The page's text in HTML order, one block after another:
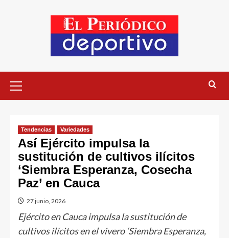
Tendencias Variedades
Así Ejército impulsa la
sustitución de cultivos ilícitos
‘Siembra Esperanza, Cosecha
Paz’ en Cauca
27 junio, 2026
Ejército en Cauca impulsa la sustitución de
cultivos ilícitos en el vivero ‘Siembra Esperanza,